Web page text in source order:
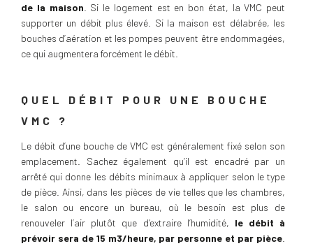
de la maison . Si le logement est en bon état, la VMC peut
supporter un débit plus élevé. Si la maison est délabrée, les
bouches d’aération et les pompes peuvent être endommagées,
ce qui augmentera forcément le débit.
QUEL DÉBIT POUR UNE BOUCHE
VMC ?
Le débit d’une bouche de VMC est généralement fixé selon son
emplacement. Sachez également qu’il est encadré par un
arrêté qui donne les débits minimaux à appliquer selon le type
de pièce. Ainsi, dans les pièces de vie telles que les chambres,
le salon ou encore un bureau, où le besoin est plus de
renouveler l’air plutôt que d’extraire l’humidité, le débit à
prévoir sera de 15 m3/heure, par personne et par pièce